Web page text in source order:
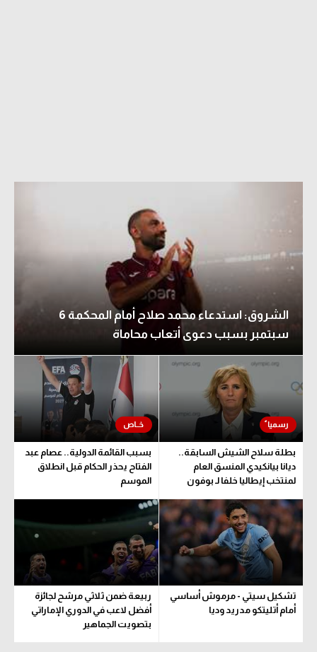
الشروق: استدعاء محمد صلاح أمام المحكمة 6
سبتمبر بسبب دعوى أتعاب محاماة
بطلة سلاح الشيش السابقة..
ديانا بيانكيدي المنسق العام
لمنتخب إيطاليا خلفا لـ بوفون
بسبب القائمة الدولية.. عصام عبد
الفتاح يحذر الحكام قبل انطلاق
الموسم
تشكيل سيتي - مرموش أساسي
أمام أتليتكو مدريد وديا
ربيعة ضمن ثلاثي مرشح لجائزة
أفضل لاعب في الدوري الإماراتي
بتصويت الجماهير